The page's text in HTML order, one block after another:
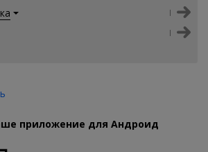
приложение для Андроид